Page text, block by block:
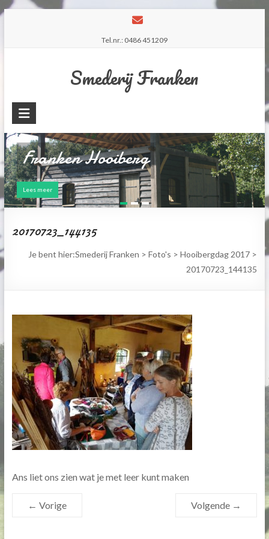
Skip
Tel.nr.: 0486 451209
Smederij Franken
Franken Hooiberg
Lees meer
Workshop smeden
Lees meer
20170723_144135
Je bent hier:Smederij Franken >Foto's >Hooibergdag 2017 >
20170723_144135
Ans liet ons zien wat je met leer kunt maken
← Vorige Volgende →